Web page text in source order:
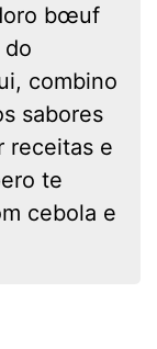
bœuf
combino
sabores
receitas e
te
cebola e